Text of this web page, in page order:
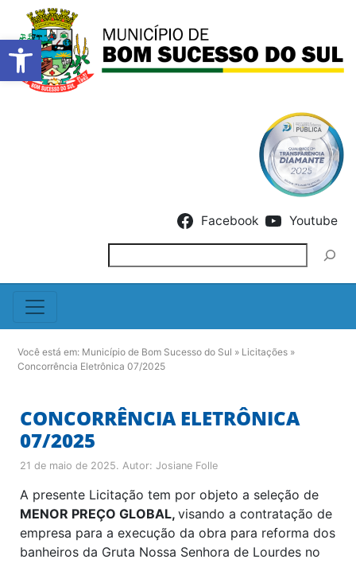
Barra de Ferramentas
Facebook Youtube
Você está em: Município de Bom Sucesso do Sul » Licitações »
Concorrência Eletrônica 07/2025
CONCORRÊNCIA ELETRÔNICA
07/2025
21 de maio de 2025. Autor: Josiane Folle
A presente Licitação tem por objeto a seleção de
MENOR PREÇO GLOBAL, visando a contratação de
empresa para a execução da obra para reforma dos
banheiros da Gruta Nossa Senhora de Lourdes no